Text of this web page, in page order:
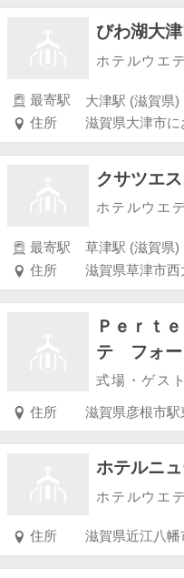
びわ湖大
ホテルウエ
最寄駅
大津駅 (滋賀県)
住所
滋賀県大津市
クサツエ
ホテルウエ
最寄駅
草津駅 (滋賀県)
住所
滋賀県草津市西
Ｐｅｒｔ
テ フォー
式場・ゲス
住所 滋賀県彦根市駅
ホテルニ
ホテルウエ
住所 滋賀県近江八幡